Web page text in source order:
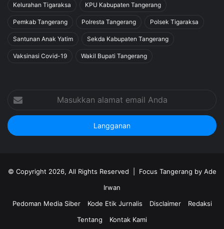
Kelurahan Tigaraksa KPU Kabupaten Tangerang
Pemkab Tangerang Polresta Tangerang Polsek Tigaraksa
Santunan Anak Yatim Sekda Kabupaten Tangerang
Vaksinasi Covid-19 Wakil Bupati Tangerang
alamat
email
Anda
© Copyright 2026, All Rights Reserved | Focus Tangerang by Ade
Irwan
Pedoman Media Siber
Kode Etik Jurnalis Disclaimer
Redaksi
Tentang
Kontak Kami